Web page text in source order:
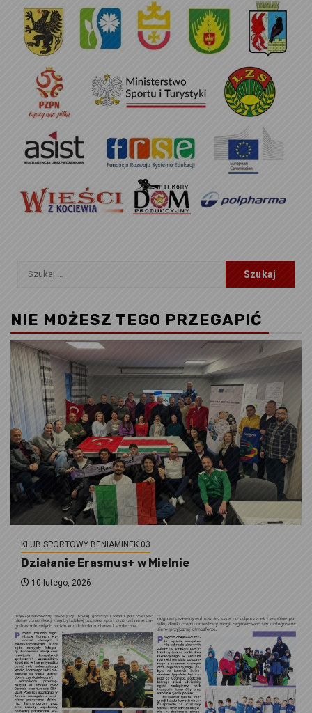
Szukaj:
NIE MOŻESZ TEGO PRZEGAPIĆ
KLUB SPORTOWY BENIAMINEK 03
Działanie Erasmus+ w Mielnie
10 lutego, 2026